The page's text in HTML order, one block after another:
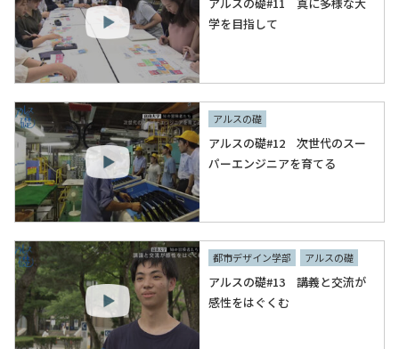
学を目指して
アルスの礎
アルスの礎#12 次世代のスー
パーエンジニアを育てる
都市デザイン学部 アルスの礎
アルスの礎#13 講義と交流が
感性をはぐくむ